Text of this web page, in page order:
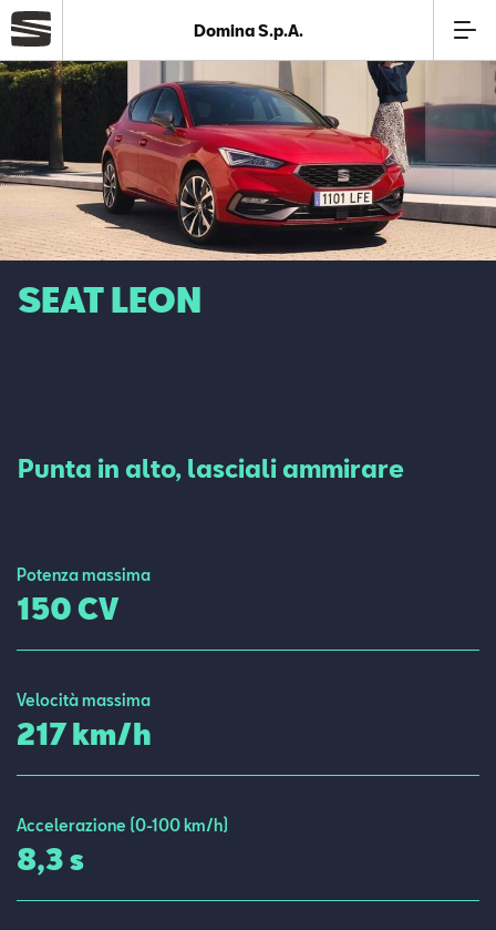
Azienda
Modelli
Offerte
Service
Configuratore
Domina S.p.A.
SEAT LEON
Punta in alto, lasciali ammirare
Potenza massima
150 CV
Velocità massima
217 km/h
Accelerazione (0-100 km/h)
8,3 s